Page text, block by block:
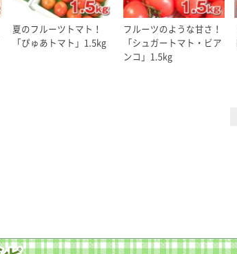
夏のフルーツトマト！
「ぴゅあトマト」1.5kg
フルーツのような甘さ！
「シュガートマト・ビア
ンコ」1.5kg